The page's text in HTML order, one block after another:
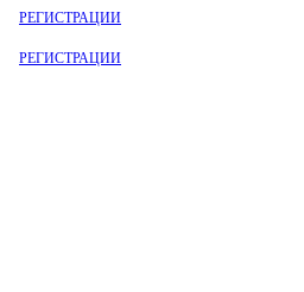
РЕГИСТРАЦИИ
РЕГИСТРАЦИИ